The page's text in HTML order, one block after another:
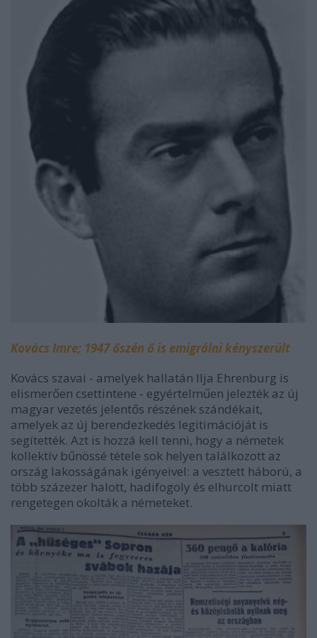
Kovács Imre; 1947 őszén ő is emigrálni kényszerült
Kovács szavai - amelyek hallatán Ilja Ehrenburg is
elismerően csettintene - egyértelműen jelezték az új
magyar vezetés jelentős részének szándékait,
amelyek az új berendezkedés legitimációját is
segítették. Azt is hozzá kell tenni, hogy a németek
kollektív bűnössé tétele sok helyen találkozott az
ország lakosságának igényeivel: a vesztett háború, a
több százezer halott, hadifogoly és elhurcolt miatt
rengetegen okolták a németeket.